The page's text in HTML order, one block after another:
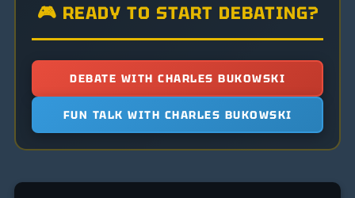
🎮 READY TO START DEBATING?
DEBATE WITH CHARLES BUKOWSKI
FUN TALK WITH CHARLES BUKOWSKI